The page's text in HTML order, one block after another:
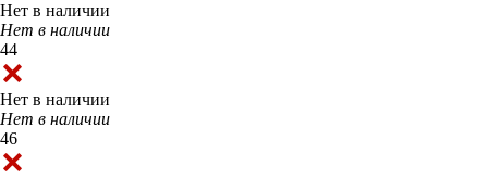
Нет в наличии
Нет в наличии
44
Нет в наличии
Нет в наличии
46